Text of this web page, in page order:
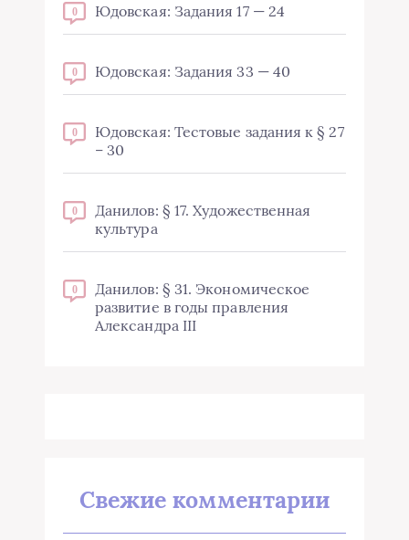
0 Юдовская: Задания 17 — 24
0 Юдовская: Задания 33 — 40
0
Юдовская: Тестовые задания к § 27
– 30
0
Данилов: § 17. Художественная
культура
0
Данилов: § 31. Экономическое
развитие в годы правления
Александра III
Свежие комментарии